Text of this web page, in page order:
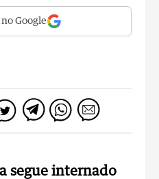
no Google
segue internado